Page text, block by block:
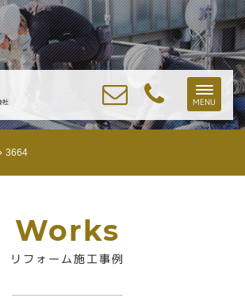
Toggle
MENU
3664
Works
リフォーム施工事例